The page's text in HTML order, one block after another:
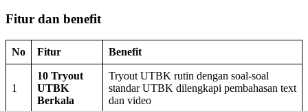
Fitur dan benefit
No Fitur Benefit
1
10 Tryout
UTBK
Berkala
Tryout UTBK rutin dengan soal-soal
standar UTBK dilengkapi pembahasan text
dan video